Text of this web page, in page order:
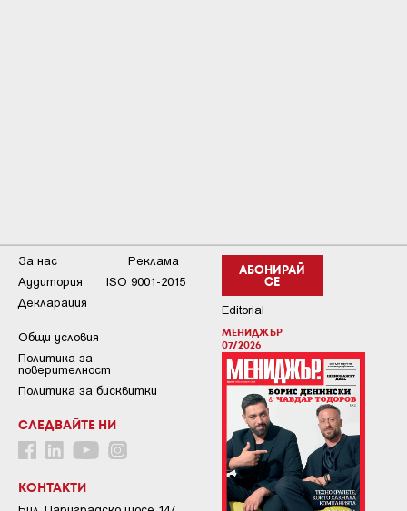
АБОНИРАЙ
СЕ
Editorial
МЕНИДЖЪР
07/2026
За нас
Реклама
Аудитория
ISO 9001-2015
Декларация
Общи условия
Пoлитикa зa
пoвepитeлнocт
Политика за бисквитки
СЛЕДВАЙТЕ НИ
КОНТАКТИ